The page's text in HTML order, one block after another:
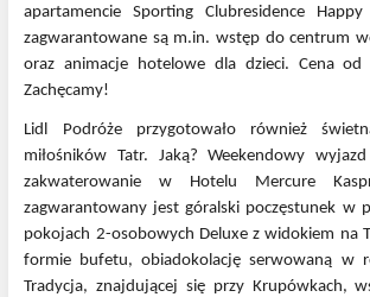
apartamencie Sporting Clubresidence
zagwarantowane są m.in. wstęp do centrum
oraz animacje hotelowe dla dzieci. Cena
Zachęcamy!
Lidl Podróże przygotowało również
miłośników Tatr. Jaką? Weekendowy
zakwaterowanie w Hotelu Mercure
zagwarantowany jest góralski poczęstunek w
pokojach 2-osobowych Deluxe z widokiem na
formie bufetu, obiadokolację serwowaną w
Tradycja, znajdującej się przy Krupówkach,